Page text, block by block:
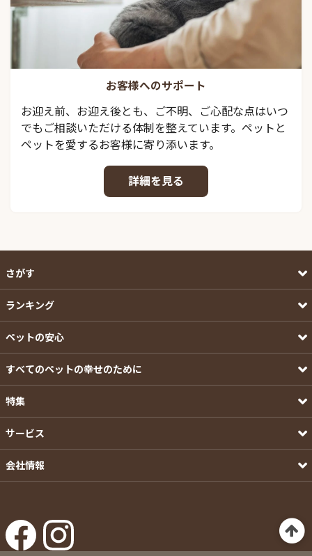
お客様へのサポート
お迎え前、お迎え後とも、ご不明、ご心配な点はいつ
でもご相談いただける体制を整えています。ペットと
ペットを愛するお客様に寄り添います。
詳細を見る
さがす
ランキング
ペットの安心
すべてのペットの幸せのために
特集
サービス
会社情報